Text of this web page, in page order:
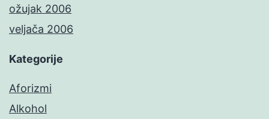
ožujak 2006
veljača 2006
Kategorije
Aforizmi
Alkohol